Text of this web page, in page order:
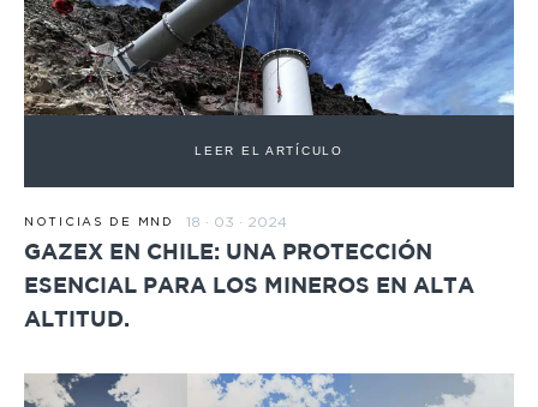
LEER EL ARTÍCULO
NOTICIAS DE MND 18 · 03 · 2024
GAZEX EN CHILE: UNA PROTECCIÓN
ESENCIAL PARA LOS MINEROS EN ALTA
ALTITUD.